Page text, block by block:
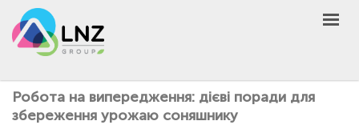
GROUP
AGRO
Робота на випередження: дієві поради для
збереження урожаю соняшнику